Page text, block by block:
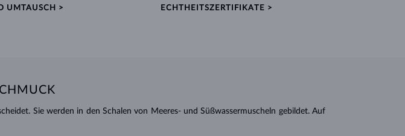
UMTAUSCH > ECHTHEITSZERTIFIKATE >
Sie werden in den Schalen von Meeres- und Süßwassermuscheln gebildet. Auf